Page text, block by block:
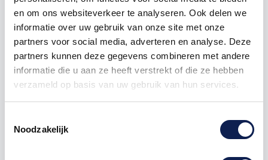
en om ons websiteverkeer te analyseren. Ook delen we
informatie over uw gebruik van onze site met onze
partners voor social media, adverteren en analyse. Deze
partners kunnen deze gegevens combineren met andere
informatie die u aan ze heeft verstrekt of die ze hebben
verzameld op basis van uw gebruik van hun services.
Noodzakelijk
1000 € 0,38 € 375,00
sticker pictogram GHS